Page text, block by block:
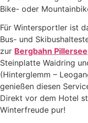
Bike- oder
Für Wintersportler ist
Bus- und
zur Bergbahn Pillersee
Steinplatte Waidring
(Hinterglemm –
genießen diesen
Direkt vor dem Hotel
Winterfreude pur!